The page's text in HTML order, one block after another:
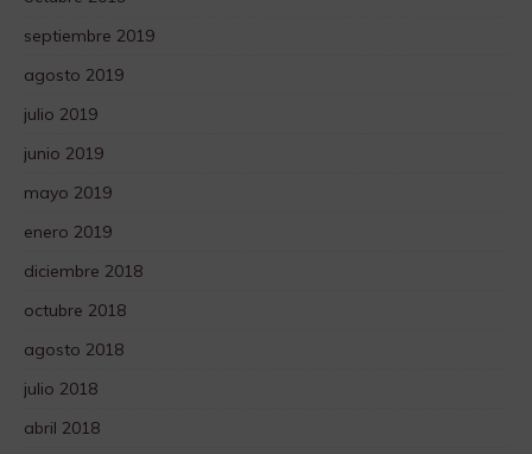
septiembre 2019
agosto 2019
julio 2019
junio 2019
mayo 2019
enero 2019
diciembre 2018
octubre 2018
agosto 2018
julio 2018
abril 2018